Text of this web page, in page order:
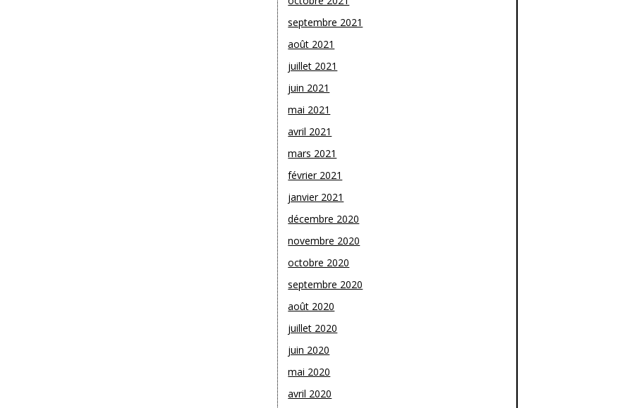
septembre 2021
août 2021
juillet 2021
juin 2021
mai 2021
avril 2021
mars 2021
février 2021
janvier 2021
décembre 2020
novembre 2020
octobre 2020
septembre 2020
août 2020
juillet 2020
juin 2020
mai 2020
avril 2020